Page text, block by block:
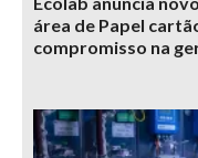
área de Papel
compromisso na